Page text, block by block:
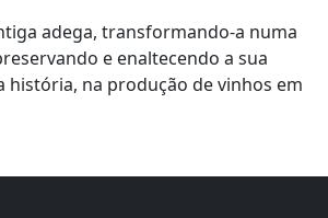
adega, transformando-a numa
e enaltecendo a sua
história, na produção de vinhos em